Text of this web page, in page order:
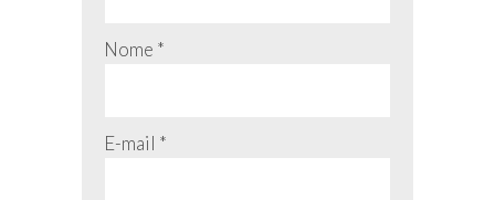
Nome *
E-mail *